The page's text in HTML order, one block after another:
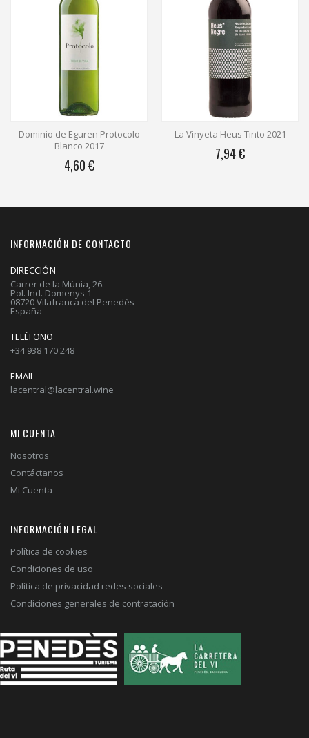
Protocolo
La Vinyeta Heus Tinto 2021
Amaren Blanco
INFORMACIÓN DE CONTACTO
DIRECCIÓN
Carrer de la Múnia, 26.
Pol. Ind. Domenys 1
08720 Vilafranca del Penedès
España
TELÉFONO
+34 938 170 248
EMAIL
lacentral@lacentral.wine
MI CUENTA
Nosotros
Contáctanos
Mi Cuenta
INFORMACIÓN LEGAL
Política de cookies
Condiciones de uso
Política de privacidad redes sociales
Condiciones generales de contratación